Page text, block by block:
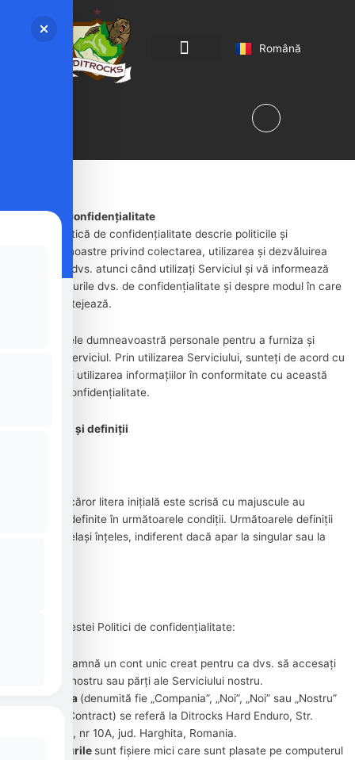
Română
Magyar
Politica de Confidențialitate
Această Politică de confidențialitate descrie politicile și
procedurile noastre privind colectarea, utilizarea și dezvăluirea
informațiilor dvs. atunci când utilizați Serviciul și vă informează
despre drepturile dvs. de confidențialitate și despre modul în care
legea vă protejează.
Utilizăm datele dumneavoastră personale pentru a furniza și
îmbunătăți Serviciul. Prin utilizarea Serviciului, sunteți de acord cu
colectarea și utilizarea informațiilor în conformitate cu această
Politică de confidențialitate.
Interpretare și definiții
Cuvintele a căror litera inițială este scrisă cu majuscule au
semnificații definite în următoarele condiții. Următoarele definiții
vor avea același înțeles, indiferent dacă apar la singular sau la
În scopul acestei Politici de confidențialitate:
înseamnă un cont unic creat pentru ca dvs. să accesați
Serviciul nostru sau părți ale Serviciului nostru.
Compania (denumită fie „Compania”, „Noi”, „Noi” sau „Nostru”
în acest Contract) se referă la Ditrocks Hard Enduro, Str.
Muresului, nr 10A, jud. Harghita, Romania.
Cookie -urile sunt fișiere mici care sunt plasate pe computerul